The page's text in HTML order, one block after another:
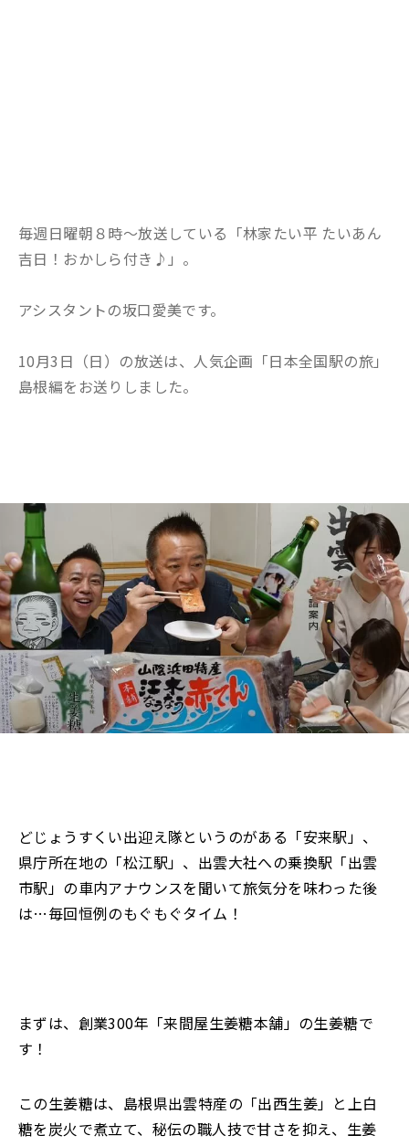
毎週日曜朝８時～放送している「林家たい平 たいあん
吉日！おかしら付き♪」。
アシスタントの坂口愛美です。
10月3日（日）の放送は、人気企画「日本全国駅の旅」
島根編をお送りしました。
どじょうすくい出迎え隊というのがある「安来駅」、
県庁所在地の「松江駅」、出雲大社への乗換駅「出雲
市駅」の車内アナウンスを聞いて旅気分を味わった後
は…毎回恒例のもぐもぐタイム！
まずは、創業300年「来間屋生姜糖本舗」の生姜糖で
す！
この生姜糖は、島根県出雲特産の「出西生姜」と上白
糖を炭火で煮立て、秘伝の職人技で甘さを抑え、生姜